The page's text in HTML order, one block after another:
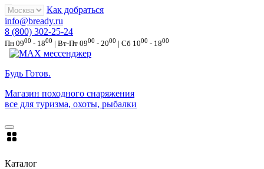
Как добраться
info@bready.ru
8 (800) 302-25-24
Пн 0900 - 1800 | Вт-Пт 0900 - 2000 | Сб 1000 - 1800
Будь Готов.
Магазин походного снаряжения
все для туризма, охоты, рыбалки
Каталог